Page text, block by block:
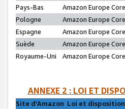
Pays-Bas
Amazon Europe
Pologne
Amazon Europe
Espagne
Amazon Europe
Suède
Amazon Europe
Royaume-Uni
Amazon Europe
ANNEXE 2 : LOI ET
Site d’Amazon Loi et